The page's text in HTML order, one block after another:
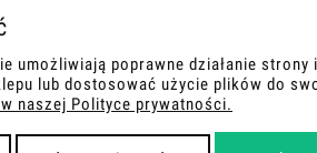
umożliwiają poprawne działanie
lub dostosować użycie plików do
naszej Polityce prywatności.